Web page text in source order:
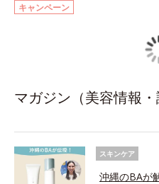
キャンペーン
マガジン（美容情報・
スキンケア
沖縄のBAが